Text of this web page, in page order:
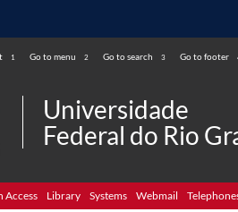
1 Go to menu 2 Go to search 3 Go to footer
Universidade
Federal do Rio
Access Library Systems Webmail